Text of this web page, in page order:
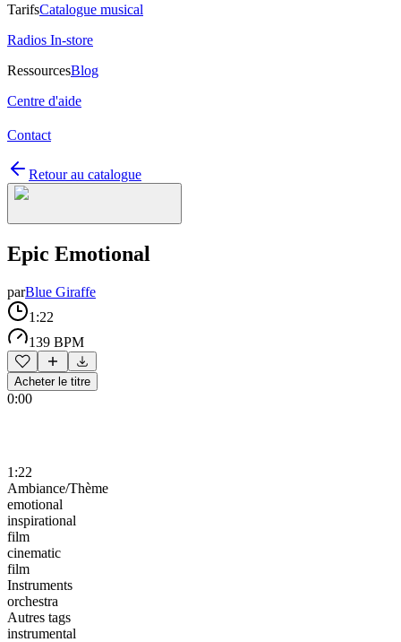
TarifsCatalogue musical
Radios In-store
RessourcesBlog
Centre d'aide
Contact
Retour au catalogue
Epic Emotional
parBlue Giraffe
1:22
139 BPM
Acheter le titre
0:00
1:22
Ambiance/Thème
emotional
inspirational
film
cinematic
film
Instruments
orchestra
Autres tags
instrumental